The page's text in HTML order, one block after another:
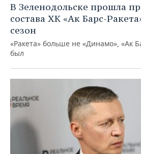
В Зеленодольске прошла
состава ХК «Ак Барс-
сезон
«Ракета» больше не «Динамо», «Ак
был